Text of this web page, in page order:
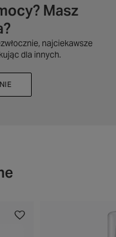
Masz
najciekawsze
dla innych.